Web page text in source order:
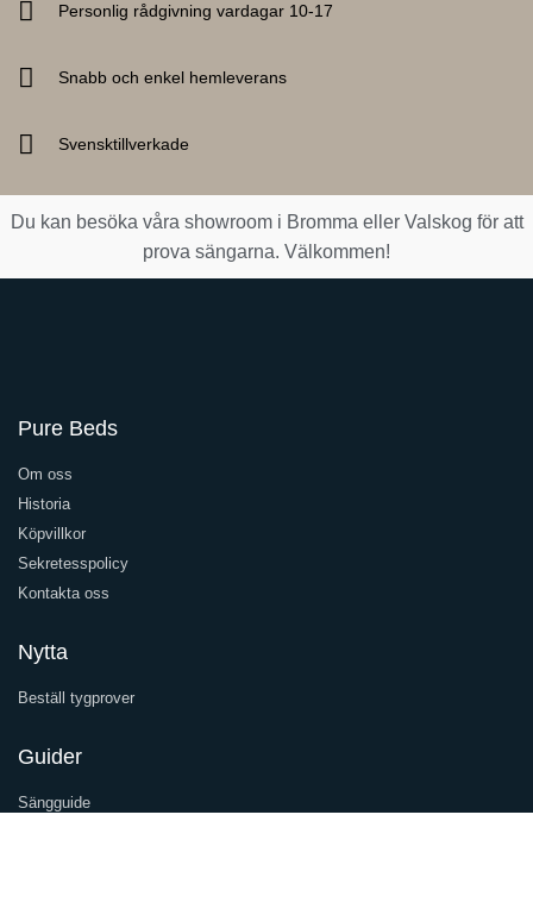
Personlig rådgivning vardagar 10-17
Snabb och enkel hemleverans
Svensktillverkade
Du kan besöka våra showroom i Bromma eller Valskog för att
prova sängarna. Välkommen!
Pure Beds
Om oss
Historia
Köpvillkor
Sekretesspolicy
Kontakta oss
Nytta
Beställ tygprover
Guider
Sängguide